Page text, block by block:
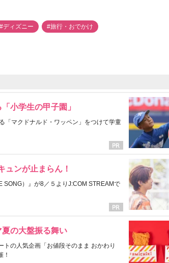
#ディズニー #旅行・おでかけ
小学生の甲子園」
「マクドナルド・ワッペン」をつけて学童
ュンが止まらん！
SONG）』が8／５よりJ:COM STREAMで
の大盤振る舞い
の人気企画「お値段そのまま おかわり
！